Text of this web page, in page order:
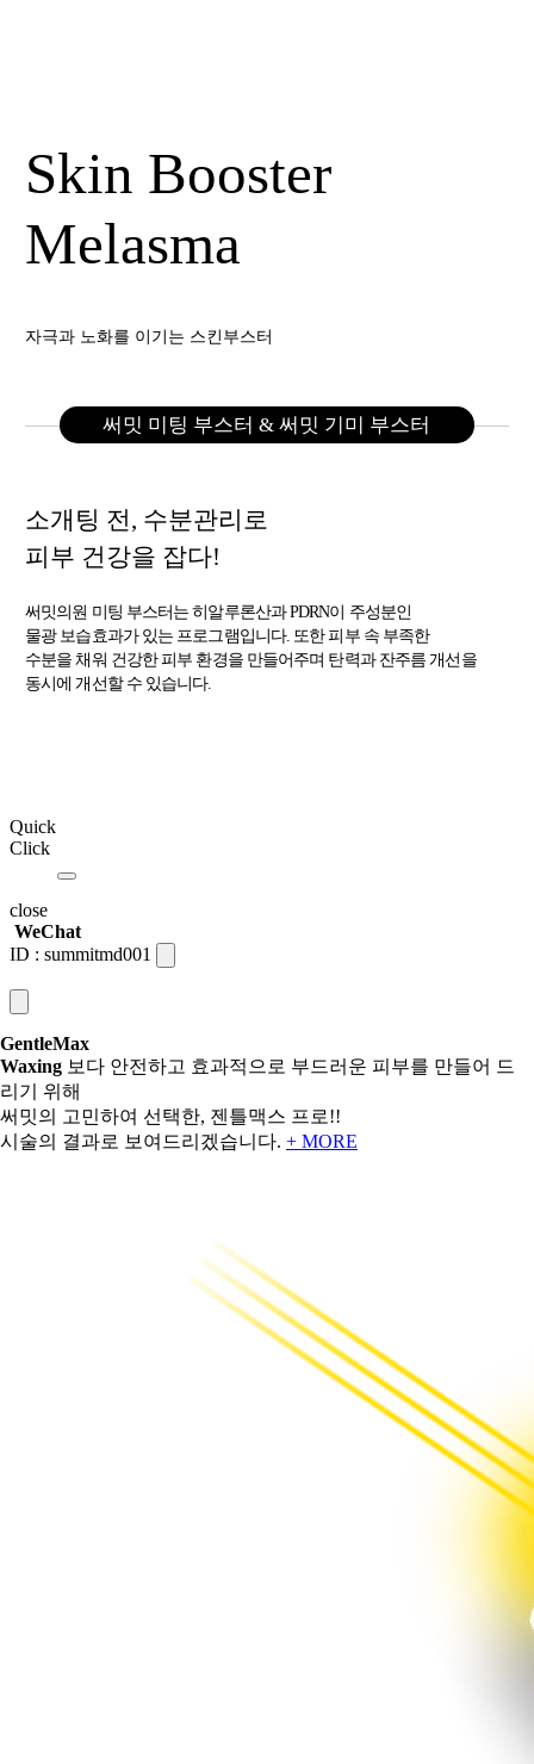
Skin Booster
Melasma
자극과 노화를 이기는 스킨부스터
써밋 미팅 부스터 & 써밋 기미 부스터
소개팅 전, 수분관리로
피부 건강을 잡다!
써밋의원 미팅 부스터는 히알루론산과 PDRN이 주성분인
물광 보습효과가 있는 프로그램입니다. 또한 피부 속 부족한
수분을 채워 건강한 피부 환경을만들어주며 탄력과 잔주름 개선을
동시에 개선할 수 있습니다.
Quick
Click
close
WeChat
ID : summitmd001
GentleMax
Waxing 보다 안전하고 효과적으로 부드러운 피부를 만들어 드
리기 위해
써밋의 고민하여 선택한, 젠틀맥스 프로!!
시술의 결과로 보여드리겠습니다. + MORE